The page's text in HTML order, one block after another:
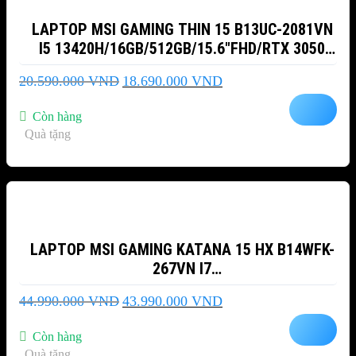
LAPTOP MSI GAMING THIN 15 B13UC-2081VN
I5 13420H/16GB/512GB/15.6″FHD/RTX 3050
4GB/WIN11
20.590.000VND Giá
18.690.000 VNDGiá
Còn hàng
Quà tặng
LAPTOP MSI GAMING KATANA 15 HX B14WFK-
267VN I7
14650HX/AI/32GB/512GB/15.6″QHD/RTX5060
8GB/W11
44.990.000VND Giá
43.990.000 VNDGiá
Còn hàng